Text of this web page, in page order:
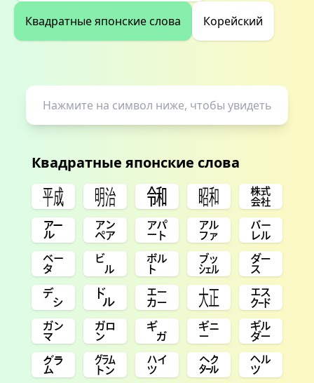
Квадратные японские слова Корейский
Квадратные японские слова
㍻ ㍾ ㋿ ㍼
㍿
㌃
㌂ ㌀ ㌁
㌭
㌼
㌱ ㌾ ㌴
㌤
㌥
㌦ ㌈ ㍽
㌇
㌏
㌎ ㌐ ㌑
㌓
㌘
㌙ ㌪ ㌶
㌹